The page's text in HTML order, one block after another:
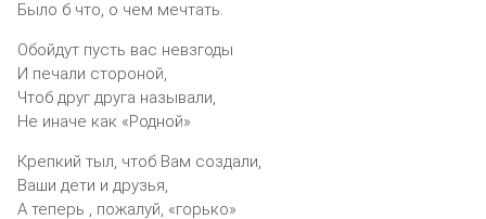
Было б что, о чем мечтать.
Обойдут пусть вас невзгоды
И печали стороной,
Чтоб друг друга называли,
Не иначе как «Родной»
Крепкий тыл, чтоб Вам создали,
Ваши дети и друзья,
А теперь , пожалуй, «горько»